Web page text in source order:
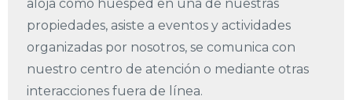
aloja como huésped en una de nuestras
propiedades, asiste a eventos y actividades
organizadas por nosotros, se comunica con
nuestro centro de atención o mediante otras
interacciones fuera de línea.